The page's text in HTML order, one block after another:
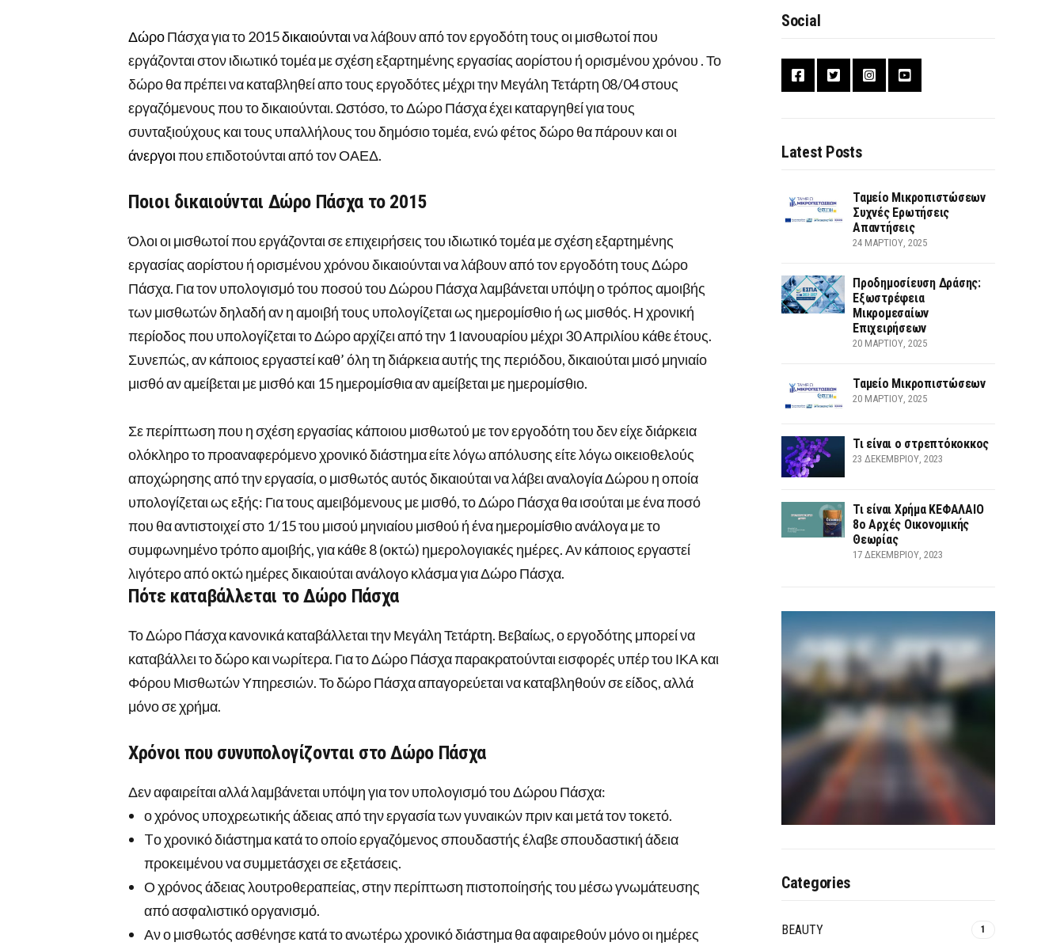
ΔώροΠάσχα για το 2015δικαιούνταινα λάβουν από τον εργοδότη τους οι μισθωτοί που
εργάζονται στον ιδιωτικό τομέα με σχέση εξαρτημένης εργασίας αορίστου ή ορισμένου χρόνου . Το
δώρο θα πρέπει να καταβληθεί απο τους εργοδότες μέχρι την Μεγάλη Τετάρτη 08/04 στους
εργαζόμενους που το δικαιούνται. Ωστόσο, το Δώρο Πάσχα έχει καταργηθεί για τους
συνταξιούχους και τους υπαλλήλους του δημόσιο τομέα, ενώ φέτος δώρο θα πάρουν και οι
άνεργοιπου επιδοτούνται από τον ΟΑΕΔ.
Ποιοι δικαιούνται Δώρο Πάσχα το 2015
Όλοι οι μισθωτοί που εργάζονται σε επιχειρήσεις του ιδιωτικό τομέα με σχέση εξαρτημένης
εργασίας αορίστου ή ορισμένου χρόνου δικαιούνται να λάβουν από τον εργοδότη τους Δώρο
Πάσχα. Για τον υπολογισμό του ποσού του Δώρου Πάσχα λαμβάνεται υπόψη ο τρόπος αμοιβής
των μισθωτών δηλαδή αν η αμοιβή τους υπολογίζεται ως ημερομίσθιο ή ως μισθός. Η χρονική
περίοδος που υπολογίζεται το Δώρο αρχίζει από την 1 Ιανουαρίου μέχρι 30 Απριλίου κάθε έτους.
Συνεπώς, αν κάποιος εργαστεί καθ’ όλη τη διάρκεια αυτής της περιόδου, δικαιούται μισό μηνιαίο
μισθό αν αμείβεται με μισθό και 15 ημερομίσθια αν αμείβεται με ημερομίσθιο.
Σε περίπτωση που η σχέση εργασίας κάποιου μισθωτού με τον εργοδότη του δεν είχε διάρκεια
ολόκληρο το προαναφερόμενο χρονικό διάστημα είτε λόγω απόλυσης είτε λόγω οικειοθελούς
αποχώρησης από την εργασία, ο μισθωτός αυτός δικαιούται να λάβει αναλογία Δώρου η οποία
υπολογίζεται ως εξής: Για τους αμειβόμενους με μισθό, το Δώρο Πάσχα θα ισούται με ένα ποσό
που θα αντιστοιχεί στο 1/15 του μισού μηνιαίου μισθού ή ένα ημερομίσθιο ανάλογα με το
συμφωνημένο τρόπο αμοιβής, για κάθε 8 (οκτώ) ημερολογιακές ημέρες. Αν κάποιος εργαστεί
λιγότερο από οκτώ ημέρες δικαιούται ανάλογο κλάσμα για Δώρο Πάσχα.
Πότε καταβάλλεται το Δώρο Πάσχα
Το Δώρο Πάσχα κανονικά καταβάλλεται την Μεγάλη Τετάρτη. Βεβαίως, ο εργοδότης μπορεί να
καταβάλλει το δώρο και νωρίτερα. Για το Δώρο Πάσχα παρακρατούνται εισφορές υπέρ του ΙΚΑ και
Φόρου Μισθωτών Υπηρεσιών. Το δώρο Πάσχα απαγορεύεται να καταβληθούν σε είδος, αλλά
μόνο σε χρήμα.
Χρόνοι που συνυπολογίζονται στο Δώρο Πάσχα
Δεν αφαιρείται αλλά λαμβάνεται υπόψη για τον υπολογισμό του Δώρου Πάσχα:
ο χρόνος υποχρεωτικής άδειας από την εργασία των γυναικών πριν και μετά τον τοκετό.
Tο χρονικό διάστημα κατά το οποίο εργαζόμενος σπουδαστής έλαβε σπουδαστική άδεια
προκειμένου να συμμετάσχει σε εξετάσεις.
Ο χρόνος άδειας λουτροθεραπείας, στην περίπτωση πιστοποίησής του μέσω γνωμάτευσης
από ασφαλιστικό οργανισμό.
Αν ο μισθωτός ασθένησε κατά το ανωτέρω χρονικό διάστημα θα αφαιρεθούν μόνο οι ημέρες
Social
Latest Posts
Ταμείο Μικροπιστώσεων
Συχνές Ερωτήσεις
Απαντήσεις
24 ΜΑΡΤΊΟΥ, 2025
Προδημοσίευση Δράσης:
Εξωστρέφεια
Μικρομεσαίων
Επιχειρήσεων
20 ΜΑΡΤΊΟΥ, 2025
Ταμείο Μικροπιστώσεων
20 ΜΑΡΤΊΟΥ, 2025
Τι είναι ο στρεπτόκοκκος
23 ΔΕΚΕΜΒΡΊΟΥ, 2023
Τι είναι Χρήμα ΚΕΦΑΛΑΙΟ
8ο Αρχές Οικονομικής
Θεωρίας
17 ΔΕΚΕΜΒΡΊΟΥ, 2023
Categories
BEAUTY 1